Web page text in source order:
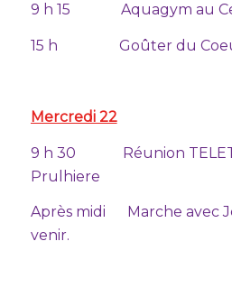
9 h 15 Aquagym au
15 h Goûter du Coeur
Mercredi 22
9 h 30 Réunion
Prulhiere
Après midi Marche avec
venir.